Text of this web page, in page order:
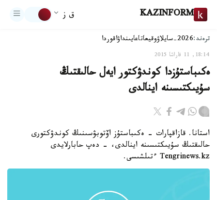
KAZINFORM ق ز
ترەند:2026-سايلاۋ وقيعاتاعايىنداۋاقوردا
18:14, 11 قاراشا 2015
ەكىباستۇزدا كوندۋكتور ايەل حالىقتىڭ
سۇيىكتىسىنە اينالدى
استانا. قازاقپارات - ەكىباستۇز اۆتوبۋسىنىڭ كوندۋكتورى
حالىقتىڭ سۇيىكتىسىنە اينالدى، - دەپ حابارلايدى
Tengrinews.kz ءتىلشىسى.